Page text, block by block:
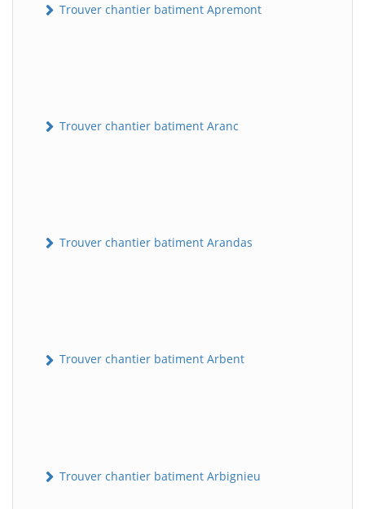
Trouver chantier batiment Apremont
Trouver chantier batiment Aranc
Trouver chantier batiment Arandas
Trouver chantier batiment Arbent
Trouver chantier batiment Arbignieu